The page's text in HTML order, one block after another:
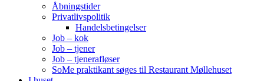
Åbningstider
Privatlivspolitik
Handelsbetingelser
Job – kok
Job – tjener
Job – tjenerafløser
SoMe praktikant søges til Restaurant Møllehuset